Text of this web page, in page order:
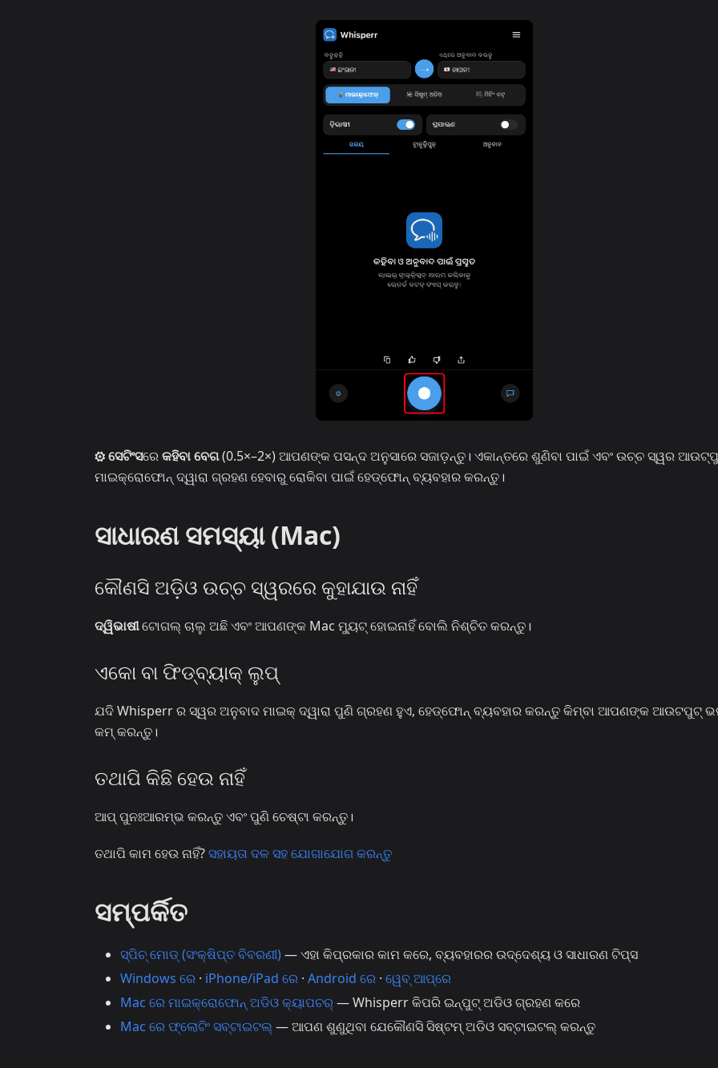
⚙ ସେଟିଂସରେକହିବା ବେଗ(0.5×–2×) ଆପଣଙ୍କ ପସନ୍ଦ ଅନୁସାରେ ସଜାଡ଼ନ୍ତୁ। ଏକାନ୍ତରେ ଶୁଣିବା ପାଇଁ ଏବଂ ଉଚ୍ଚ ସ୍ୱର
ମାଇକ୍ରୋଫୋନ୍ ଦ୍ୱାରା ଗ୍ରହଣ ହେବାରୁ ରୋକିବା ପାଇଁ ହେଡ୍‌ଫୋନ୍ ବ୍ୟବହାର କରନ୍ତୁ।
ସାଧାରଣ ସମସ୍ୟା (Mac)
କୌଣସି ଅଡ଼ିଓ ଉଚ୍ଚ ସ୍ୱରରେ କୁହାଯାଉ ନାହିଁ
ଦ୍ୱିଭାଷୀଟୋଗଲ୍ ଚାଲୁ ଅଛି ଏବଂ ଆପଣଙ୍କ Mac ମ୍ୟୁଟ୍ ହୋଇନାହିଁ ବୋଲି ନିଶ୍ଚିତ କରନ୍ତୁ।
ଏକୋ ବା ଫିଡ୍‌ବ୍ୟାକ୍ ଲୁପ୍
ଯଦି Whisperr ର ସ୍ୱର ଅନୁବାଦ ମାଇକ୍ ଦ୍ୱାରା ପୁଣି ଗ୍ରହଣ ହୁଏ, ହେଡ୍‌ଫୋନ୍ ବ୍ୟବହାର କରନ୍ତୁ କିମ୍ବା ଆପଣଙ୍କ ଆଉଟପୁଟ୍
କମ୍ କରନ୍ତୁ।
ତଥାପି କିଛି ହେଉ ନାହିଁ
ଆପ୍ ପୁନଃଆରମ୍ଭ କରନ୍ତୁ ଏବଂ ପୁଣି ଚେଷ୍ଟା କରନ୍ତୁ।
ତଥାପି କାମ ହେଉ ନାହିଁ?ସହାୟତା ଦଳ ସହ ଯୋଗାଯୋଗ କରନ୍ତୁ
ସମ୍ପର୍କିତ
ସ୍ପିଚ୍ ମୋଡ୍ (ସଂକ୍ଷିପ୍ତ ବିବରଣୀ)— ଏହା କିପ୍ରକାର କାମ କରେ, ବ୍ୟବହାରର ଉଦ୍ଦେଶ୍ୟ ଓ ସାଧାରଣ ଟିପ୍ସ
Windows ରେ · iPhone/iPad ରେ · Android ରେ · ୱେବ୍ ଆପ୍‌ରେ
Mac ରେ ମାଇକ୍ରୋଫୋନ୍ ଅଡିଓ କ୍ୟାପଚର୍— Whisperr କିପରି ଇନ୍‌ପୁଟ୍ ଅଡିଓ ଗ୍ରହଣ କରେ
Mac ରେ ଫ୍ଲୋଟିଂ ସବ୍‌ଟାଇଟଲ୍— ଆପଣ ଶୁଣୁଥିବା ଯେକୌଣସି ସିଷ୍ଟମ୍ ଅଡିଓ ସବ୍‌ଟାଇଟଲ୍ କରନ୍ତୁ